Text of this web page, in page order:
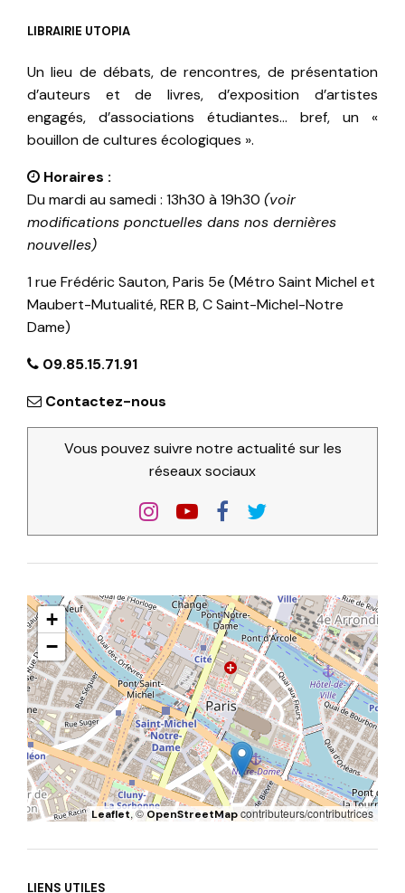
LIBRAIRIE UTOPIA
Un lieu de débats, de rencontres, de présentation
d’auteurs et de livres, d’exposition d’artistes
engagés, d’associations étudiantes… bref, un «
bouillon de cultures écologiques ».
Horaires :
Du mardi au samedi : 13h30 à 19h30 (voir
modifications ponctuelles dans nos dernières
nouvelles)
1 rue Frédéric Sauton, Paris 5e (Métro Saint Michel et
Maubert-Mutualité, RER B, C Saint-Michel-Notre
Dame)
09.85.15.71.91
Contactez-nous
Vous pouvez suivre notre actualité sur les
réseaux sociaux
+
−
Leaflet, ©OpenStreetMapcontributeurs/contributrices
LIENS UTILES